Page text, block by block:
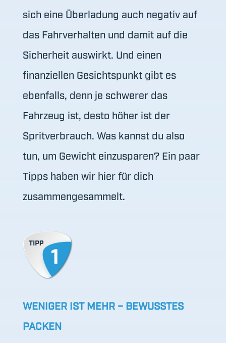
sich eine Überladung auch negativ auf
das Fahrverhalten und damit auf die
Sicherheit auswirkt. Und einen
finanziellen Gesichtspunkt gibt es
ebenfalls, denn je schwerer das
Fahrzeug ist, desto höher ist der
Spritverbrauch. Was kannst du also
tun, um Gewicht einzusparen? Ein paar
Tipps haben wir hier für dich
zusammengesammelt.
WENIGER IST MEHR – BEWUSSTES
PACKEN